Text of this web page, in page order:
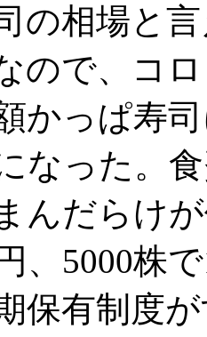
の相場と
ので、コ
かっぱ寿
なった。
んだらけが
、5000株
保有制度